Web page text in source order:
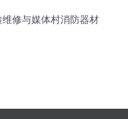
修与媒体村消防器材